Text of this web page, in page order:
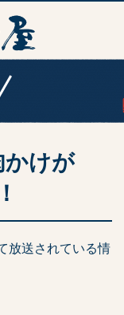
かけが
放送されている情